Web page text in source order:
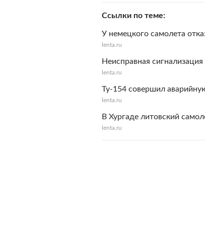
Ссылки по теме
У немецкого самолета
lenta.ru
Неисправная
lenta.ru
Ту-154 совершил
lenta.ru
В Хургаде литовский
lenta.ru